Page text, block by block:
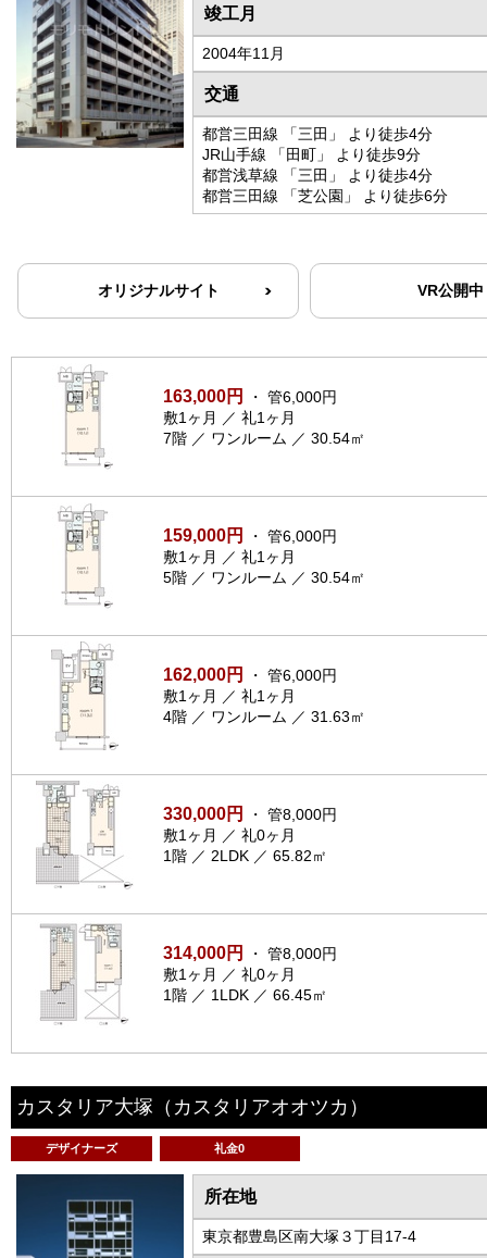
竣工月
2004年11月
交通
都営三田線 「三田」 より徒歩4分
JR山手線 「田町」 より徒歩9分
都営浅草線 「三田」 より徒歩4分
都営三田線 「芝公園」 より徒歩6分
オリジナルサイト VR公開中
163,000円
・ 管6,000円
敷1ヶ月 ／ 礼1ヶ月
7階 ／ ワンルーム ／ 30.54㎡
159,000円
・ 管6,000円
敷1ヶ月 ／ 礼1ヶ月
5階 ／ ワンルーム ／ 30.54㎡
162,000円
・ 管6,000円
敷1ヶ月 ／ 礼1ヶ月
4階 ／ ワンルーム ／ 31.63㎡
330,000円
・ 管8,000円
敷1ヶ月 ／ 礼0ヶ月
1階 ／ 2LDK ／ 65.82㎡
314,000円
・ 管8,000円
敷1ヶ月 ／ 礼0ヶ月
1階 ／ 1LDK ／ 66.45㎡
カスタリア大塚 （カスタリアオオツカ）
デザイナーズ 礼金0
所在地
東京都豊島区南大塚３丁目17-4